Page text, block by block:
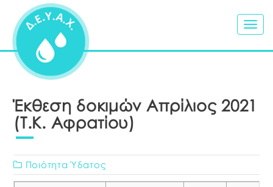
Έκθεση δοκιμών Απρίλιος 2021
(Τ.Κ. Αφρατίου)
Ποιότητα Ύδατος